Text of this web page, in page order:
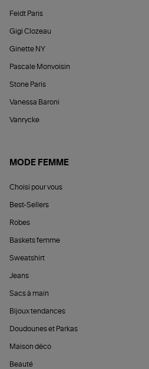
Feidt Paris
Gigi Clozeau
Ginette NY
Pascale Monvoisin
Stone Paris
Vanessa Baroni
Vanrycke
MODE FEMME
Choisi pour vous
Best-Sellers
Robes
Baskets femme
Sweatshirt
Jeans
Sacs à main
Bijoux tendances
Doudounes et Parkas
Maison déco
Beauté